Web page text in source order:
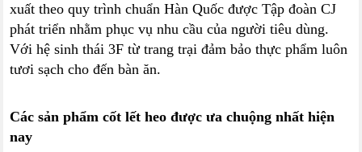
xuất theo quy trình chuẩn Hàn Quốc được Tập đoàn CJ
phát triển nhằm phục vụ nhu cầu của người tiêu dùng.
Với hệ sinh thái 3F từ trang trại đảm bảo thực phẩm luôn
tươi sạch cho đến bàn ăn.
Các sản phẩm cốt lết heo được ưa chuộng nhất hiện
nay